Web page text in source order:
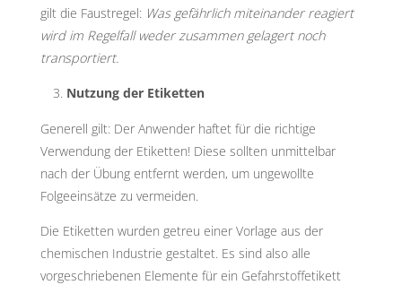
gilt die Faustregel: Was gefährlich miteinander reagiert
wird im Regelfall weder zusammen gelagert noch
transportiert.
Nutzung der Etiketten
Generell gilt: Der Anwender haftet für die richtige
Verwendung der Etiketten! Diese sollten unmittelbar
nach der Übung entfernt werden, um ungewollte
Folgeeinsätze zu vermeiden.
Die Etiketten wurden getreu einer Vorlage aus der
chemischen Industrie gestaltet. Es sind also alle
vorgeschriebenen Elemente für ein Gefahrstoffetikett